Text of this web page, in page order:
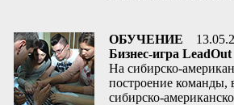
ОБУЧЕНИЕ
Бизнес-игра LeadOut
На сибирско-
построение команды,
сибирско-